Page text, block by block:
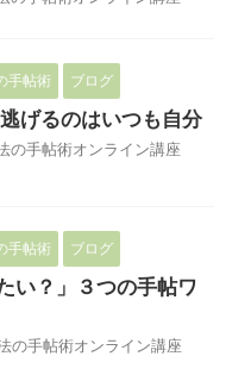
手帖術 ブログ
げるのはいつも自分
の手帖術オンライン講座
手帖術 ブログ
い？」３つの手帖ワ
の手帖術オンライン講座